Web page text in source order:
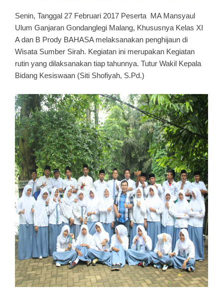
Senin, Tanggal 27 Februari 2017 Peserta MA Mansyaul
Ulum Ganjaran Gondanglegi Malang, Khususnya Kelas XI
A dan B Prody BAHASA melaksanakan penghijaun di
Wisata Sumber Sirah. Kegiatan ini merupakan Kegiatan
rutin yang dilaksanakan tiap tahunnya. Tutur Wakil Kepala
Bidang Kesiswaan (Siti Shofiyah, S.Pd.)